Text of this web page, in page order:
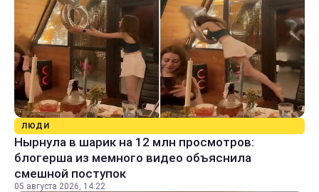
ЛЮДИ
Нырнула в шарик на 12 млн просмотров:
блогерша из мемного видео объяснила
смешной поступок
05 августа 2026, 14:22